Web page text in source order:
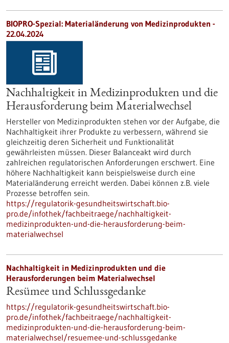
BIOPRO-Spezial: Materialänderung von Medizinprodukten -
22.04.2024
Nachhaltigkeit in Medizinprodukten und die
Herausforderung beim Materialwechsel
Hersteller von Medizinprodukten stehen vor der Aufgabe, die
Nachhaltigkeit ihrer Produkte zu verbessern, während sie
gleichzeitig deren Sicherheit und Funktionalität
gewährleisten müssen. Dieser Balanceakt wird durch
zahlreichen regulatorischen Anforderungen erschwert. Eine
höhere Nachhaltigkeit kann beispielsweise durch eine
Materialänderung erreicht werden. Dabei können z.B. viele
Prozesse betroffen sein.
https://regulatorik-gesundheitswirtschaft.bio-
pro.de/infothek/fachbeitraege/nachhaltigkeit-
medizinprodukten-und-die-herausforderung-beim-
materialwechsel
Nachhaltigkeit in Medizinprodukten und die
Herausforderungen beim Materialwechsel
Resümee und Schlussgedanke
https://regulatorik-gesundheitswirtschaft.bio-
pro.de/infothek/fachbeitraege/nachhaltigkeit-
medizinprodukten-und-die-herausforderung-beim-
materialwechsel/resuemee-und-schlussgedanke